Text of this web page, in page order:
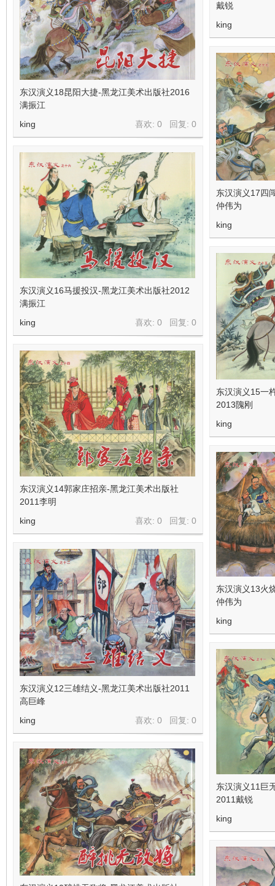
戴锐
king
东汉演义18昆阳大捷-黑龙江美术出版社2016
满振江
喜欢: 0 回复: 0
king
东汉演义17四
仲伟为
king
东汉演义16马援投汉-黑龙江美术出版社2012
满振江
喜欢: 0 回复: 0
king
东汉演义15一
2013隗刚
king
东汉演义14郭家庄招亲-黑龙江美术出版社
2011李明
喜欢: 0 回复: 0
king
东汉演义13火
仲伟为
king
东汉演义12三雄结义-黑龙江美术出版社2011
高巨峰
喜欢: 0 回复: 0
king
东汉演义11巨
2011戴锐
king